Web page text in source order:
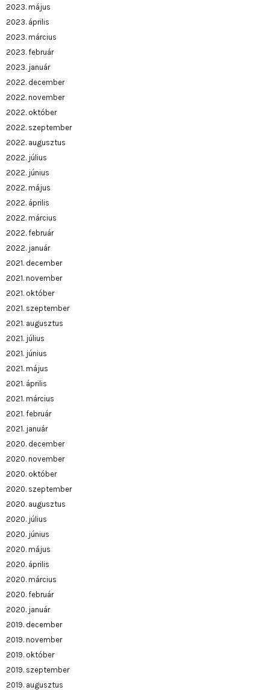
2023. május
2023. április
2023. március
2023. február
2023. január
2022. december
2022. november
2022. október
2022. szeptember
2022. augusztus
2022. július
2022. június
2022. május
2022. április
2022. március
2022. február
2022. január
2021. december
2021. november
2021. október
2021. szeptember
2021. augusztus
2021. július
2021. június
2021. május
2021. április
2021. március
2021. február
2021. január
2020. december
2020. november
2020. október
2020. szeptember
2020. augusztus
2020. július
2020. június
2020. május
2020. április
2020. március
2020. február
2020. január
2019. december
2019. november
2019. október
2019. szeptember
2019. augusztus